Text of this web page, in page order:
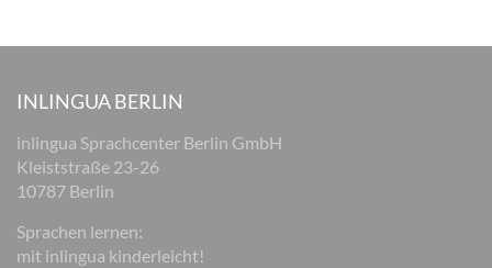
INLINGUA BERLIN
inlingua Sprachcenter Berlin GmbH
Kleiststraße 23-26
10787 Berlin
Sprachen lernen:
mit inlingua kinderleicht!